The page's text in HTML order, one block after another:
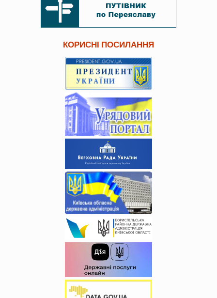
КОРИСНІ ПОСИЛАННЯ